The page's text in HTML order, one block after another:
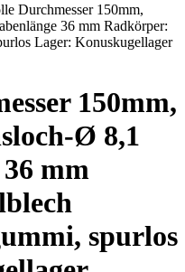
Durchmesser 150mm,
36 mm Radkörper:
Lager: Konuskugellager
150mm,
Ø 8,1
mm
spurlos